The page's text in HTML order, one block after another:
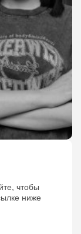
чтобы
ниже